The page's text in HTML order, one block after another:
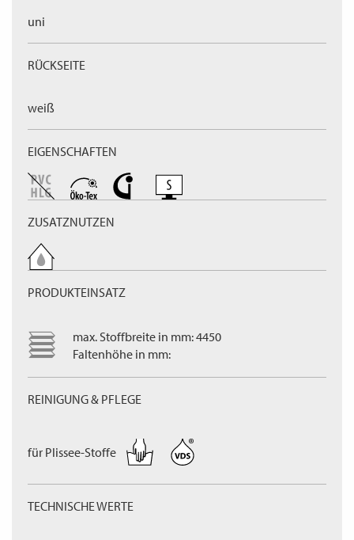
uni
RÜCKSEITE
weiß
EIGENSCHAFTEN
ZUSATZNUTZEN
PRODUKTEINSATZ
max. Stoffbreite in mm: 4450
Faltenhöhe in mm:
REINIGUNG & PFLEGE
für Plissee-Stoffe
TECHNISCHE WERTE